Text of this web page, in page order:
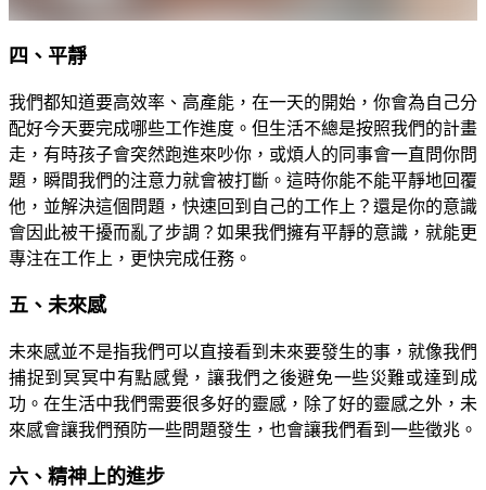
四、平靜
我們都知道要高效率、高產能，在一天的開始，你會為自己分
配好今天要完成哪些工作進度。但生活不總是按照我們的計畫
走，有時孩子會突然跑進來吵你，或煩人的同事會一直問你問
題，瞬間我們的注意力就會被打斷。這時你能不能平靜地回覆
他，並解決這個問題，快速回到自己的工作上？還是你的意識
會因此被干擾而亂了步調？如果我們擁有平靜的意識，就能更
專注在工作上，更快完成任務。
五、未來感
未來感並不是指我們可以直接看到未來要發生的事，就像我們
捕捉到冥冥中有點感覺，讓我們之後避免一些災難或達到成
功。在生活中我們需要很多好的靈感，除了好的靈感之外，未
來感會讓我們預防一些問題發生，也會讓我們看到一些徵兆。
六、精神上的進步